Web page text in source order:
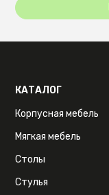
КАТАЛОГ
Корпусная мебель
Мягкая мебель
Столы
Стулья